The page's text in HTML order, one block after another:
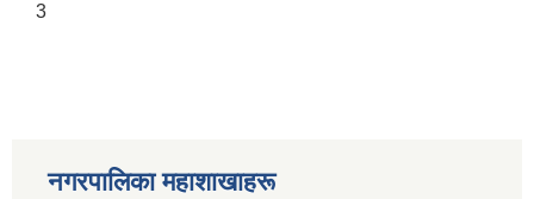
3
नगरपालिका महाशाखाहरू